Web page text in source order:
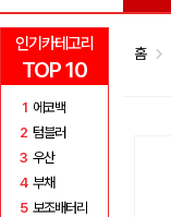
인기카테고리
TOP 10
1 에코백
2 텀블러
3 우산
4 부채
5 보조배터리
홈